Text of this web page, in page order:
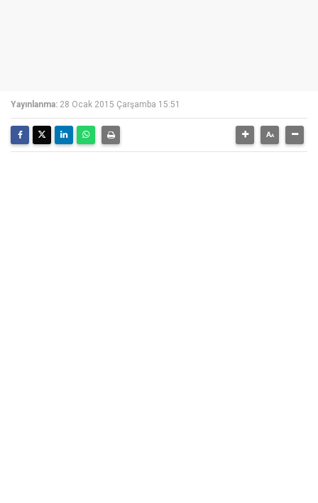
Yayınlanma: 28 Ocak 2015 Çarşamba 15:51